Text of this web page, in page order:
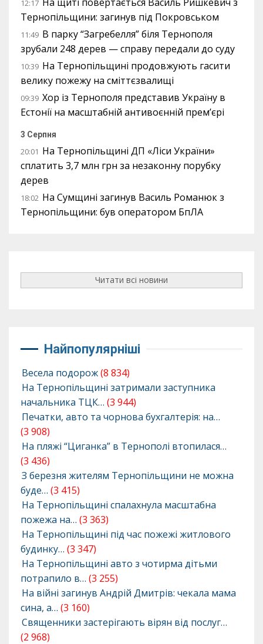
12:17
Тернопільщини: загинув під Покровськом
11:49 В парку “Загребелля” біля Тернополя
зрубали 248 дерев — справу передали до суду
10:39 На Тернопільщині продовжують гасити
велику пожежу на сміттєзвалищі
09:39 Хор із Тернополя представив Україну в
Естонії на масштабній антивоєнній прем’єрі
3 Серпня
20:01 На Тернопільщині ДП «Ліси України»
сплатить 3,7 млн грн за незаконну порубку
дерев
18:02 На Сумщині загинув Василь Романюк з
Тернопільщини: був оператором БпЛА
Читати всі новини
Найпопулярніші
Весела подорож(8 834)
На Тернопільщині затримали заступника
начальника ТЦК… (3 944)
Печатки, авто та чорнова бухгалтерія: на…
(3 908)
На пляжі “Циганка” в Тернополі втопилася…
(3 436)
З березня жителям Тернопільщини не можна
буде… (3 415)
На Тернопільщині спалахнула масштабна
пожежа на… (3 363)
На Тернопільщині під час пожежі житлового
будинку… (3 347)
На Тернопільщині авто з чотирма дітьми
потрапило в… (3 255)
На війні загинув Андрій Дмитрів: чекала мама
сина, а… (3 160)
Священники застерігають вірян від послуг…
(2 968)